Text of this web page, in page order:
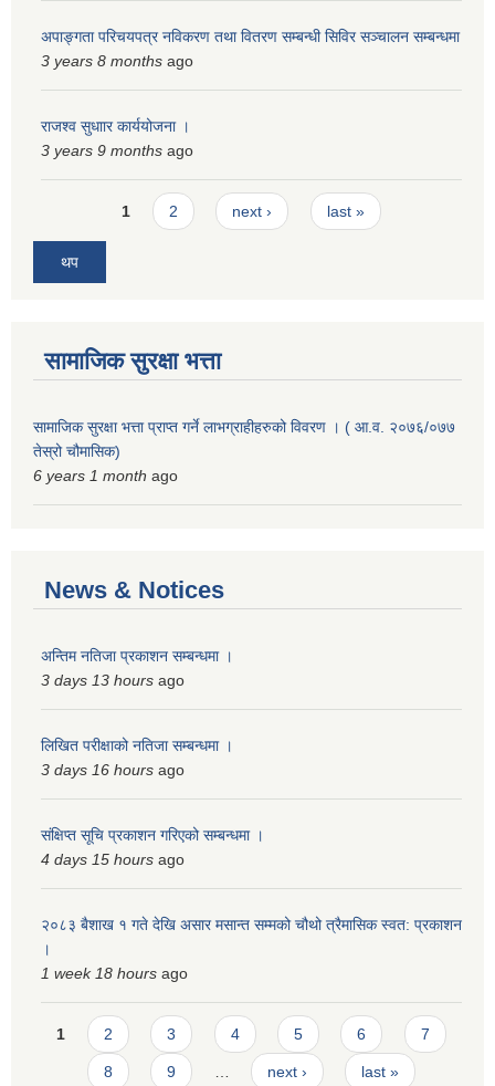
अपाङ्गता परिचयपत्र नविकरण तथा वितरण सम्बन्धी सिविर सञ्चालन सम्बन्धमा
3 years 8 months ago
राजश्व सुधाार कार्ययोजना ।
3 years 9 months ago
Pages1 2 next › last »
थप
सामाजिक सुरक्षा भत्ता
सामाजिक सुरक्षा भत्ता प्राप्त गर्ने लाभग्राहीहरुको विवरण । ( आ.व. २०७६/०७७
तेस्रो चौमासिक)
6 years 1 month ago
News & Notices
अन्तिम नतिजा प्रकाशन सम्बन्धमा ।
3 days 13 hours ago
लिखित परीक्षाको नतिजा सम्बन्धमा ।
3 days 16 hours ago
संक्षिप्त सूचि प्रकाशन गरिएको सम्बन्धमा ।
4 days 15 hours ago
२०८३ बैशाख १ गते देखि असार मसान्त सम्मको चौथो त्रैमासिक स्वत: प्रकाशन
।
1 week 18 hours ago
Pages
1 2 3 4 5 6 7
8 9 next › last »